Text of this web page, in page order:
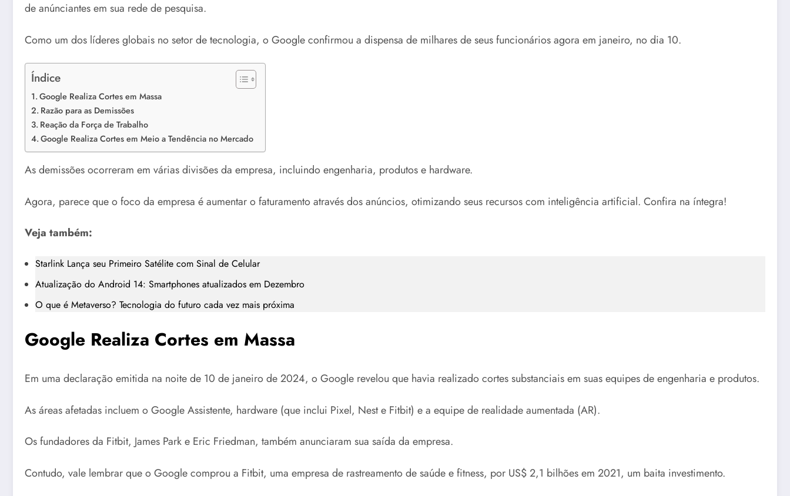
de anúnciantes em sua rede de pesquisa.
Como um dos líderes globais no setor de tecnologia, o Google confirmou a dispensa de milhares de seus funcionários agora em janeiro, no dia 10.
Índice
Google Realiza Cortes em Massa
Razão para as Demissões
Reação da Força de Trabalho
Google Realiza Cortes em Meio a Tendência no Mercado
As demissões ocorreram em várias divisões da empresa, incluindo engenharia, produtos e hardware.
Agora, parece que o foco da empresa é aumentar o faturamento através dos anúncios, otimizando seus recursos com inteligência artificial. Confira na íntegra!
Veja também:
Starlink Lança seu Primeiro Satélite com Sinal de Celular
Atualização do Android 14: Smartphones atualizados em Dezembro
O que é Metaverso? Tecnologia do futuro cada vez mais próxima
Google Realiza Cortes em Massa
Em uma declaração emitida na noite de 10 de janeiro de 2024, o Google revelou que havia realizado cortes substanciais em suas equipes de engenharia e produtos.
As áreas afetadas incluem o Google Assistente, hardware (que inclui Pixel, Nest e Fitbit) e a equipe de realidade aumentada (AR).
Os fundadores da Fitbit, James Park e Eric Friedman, também anunciaram sua saída da empresa.
Contudo, vale lembrar que o Google comprou a Fitbit, uma empresa de rastreamento de saúde e fitness, por US$ 2,1 bilhões em 2021, um baita investimento.